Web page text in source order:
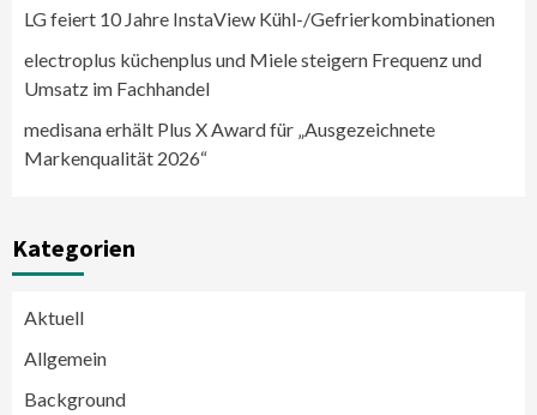
LG feiert 10 Jahre InstaView Kühl-/Gefrierkombinationen
electroplus küchenplus und Miele steigern Frequenz und
Umsatz im Fachhandel
medisana erhält Plus X Award für „Ausgezeichnete
Markenqualität 2026“
Kategorien
Aktuell
Allgemein
Background